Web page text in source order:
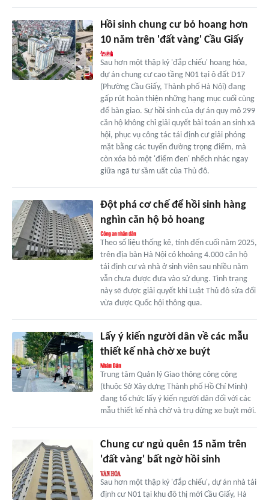
Hồi sinh chung cư bỏ hoang hơn
10 năm trên 'đất vàng' Cầu Giấy
Sau hơn một thập kỷ 'đắp chiếu' hoang hóa,
dự án chung cư cao tầng N01 tại ô đất D17
(Phường Cầu Giấy, Thành phố Hà Nội) đang
gấp rút hoàn thiện những hạng mục cuối cùng
để bàn giao. Sự hồi sinh của dự án quy mô 299
căn hộ không chỉ giải quyết bài toán an sinh xã
hội, phục vụ công tác tái định cư giải phóng
mặt bằng các tuyến đường trọng điểm, mà
còn xóa bỏ một 'điểm đen' nhếch nhác ngay
giữa ngã tư sầm uất của Thủ đô.
Đột phá cơ chế để hồi sinh hàng
nghìn căn hộ bỏ hoang
Theo số liệu thống kê, tính đến cuối năm 2025,
trên địa bàn Hà Nội có khoảng 4.000 căn hộ
tái định cư và nhà ở sinh viên sau nhiều năm
vẫn chưa được đưa vào sử dụng. Tình trạng
này sẽ được giải quyết khi Luật Thủ đô sửa đổi
vừa được Quốc hội thông qua.
Lấy ý kiến người dân về các mẫu
thiết kế nhà chờ xe buýt
Trung tâm Quản lý Giao thông công cộng
(thuộc Sở Xây dựng Thành phố Hồ Chí Minh)
đang tổ chức lấy ý kiến người dân đối với các
mẫu thiết kế nhà chờ và trụ dừng xe buýt mới.
Chung cư ngủ quên 15 năm trên
'đất vàng' bất ngờ hồi sinh
Sau hơn một thập kỷ 'đắp chiếu', dự án nhà tái
định cư N01 tại khu đô thị mới Cầu Giấy, Hà